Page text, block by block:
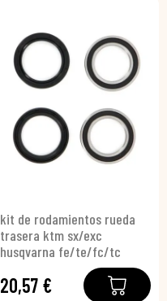
kit de rodamientos rueda
trasera ktm sx/exc
husqvarna fe/te/fc/tc
20,57 €